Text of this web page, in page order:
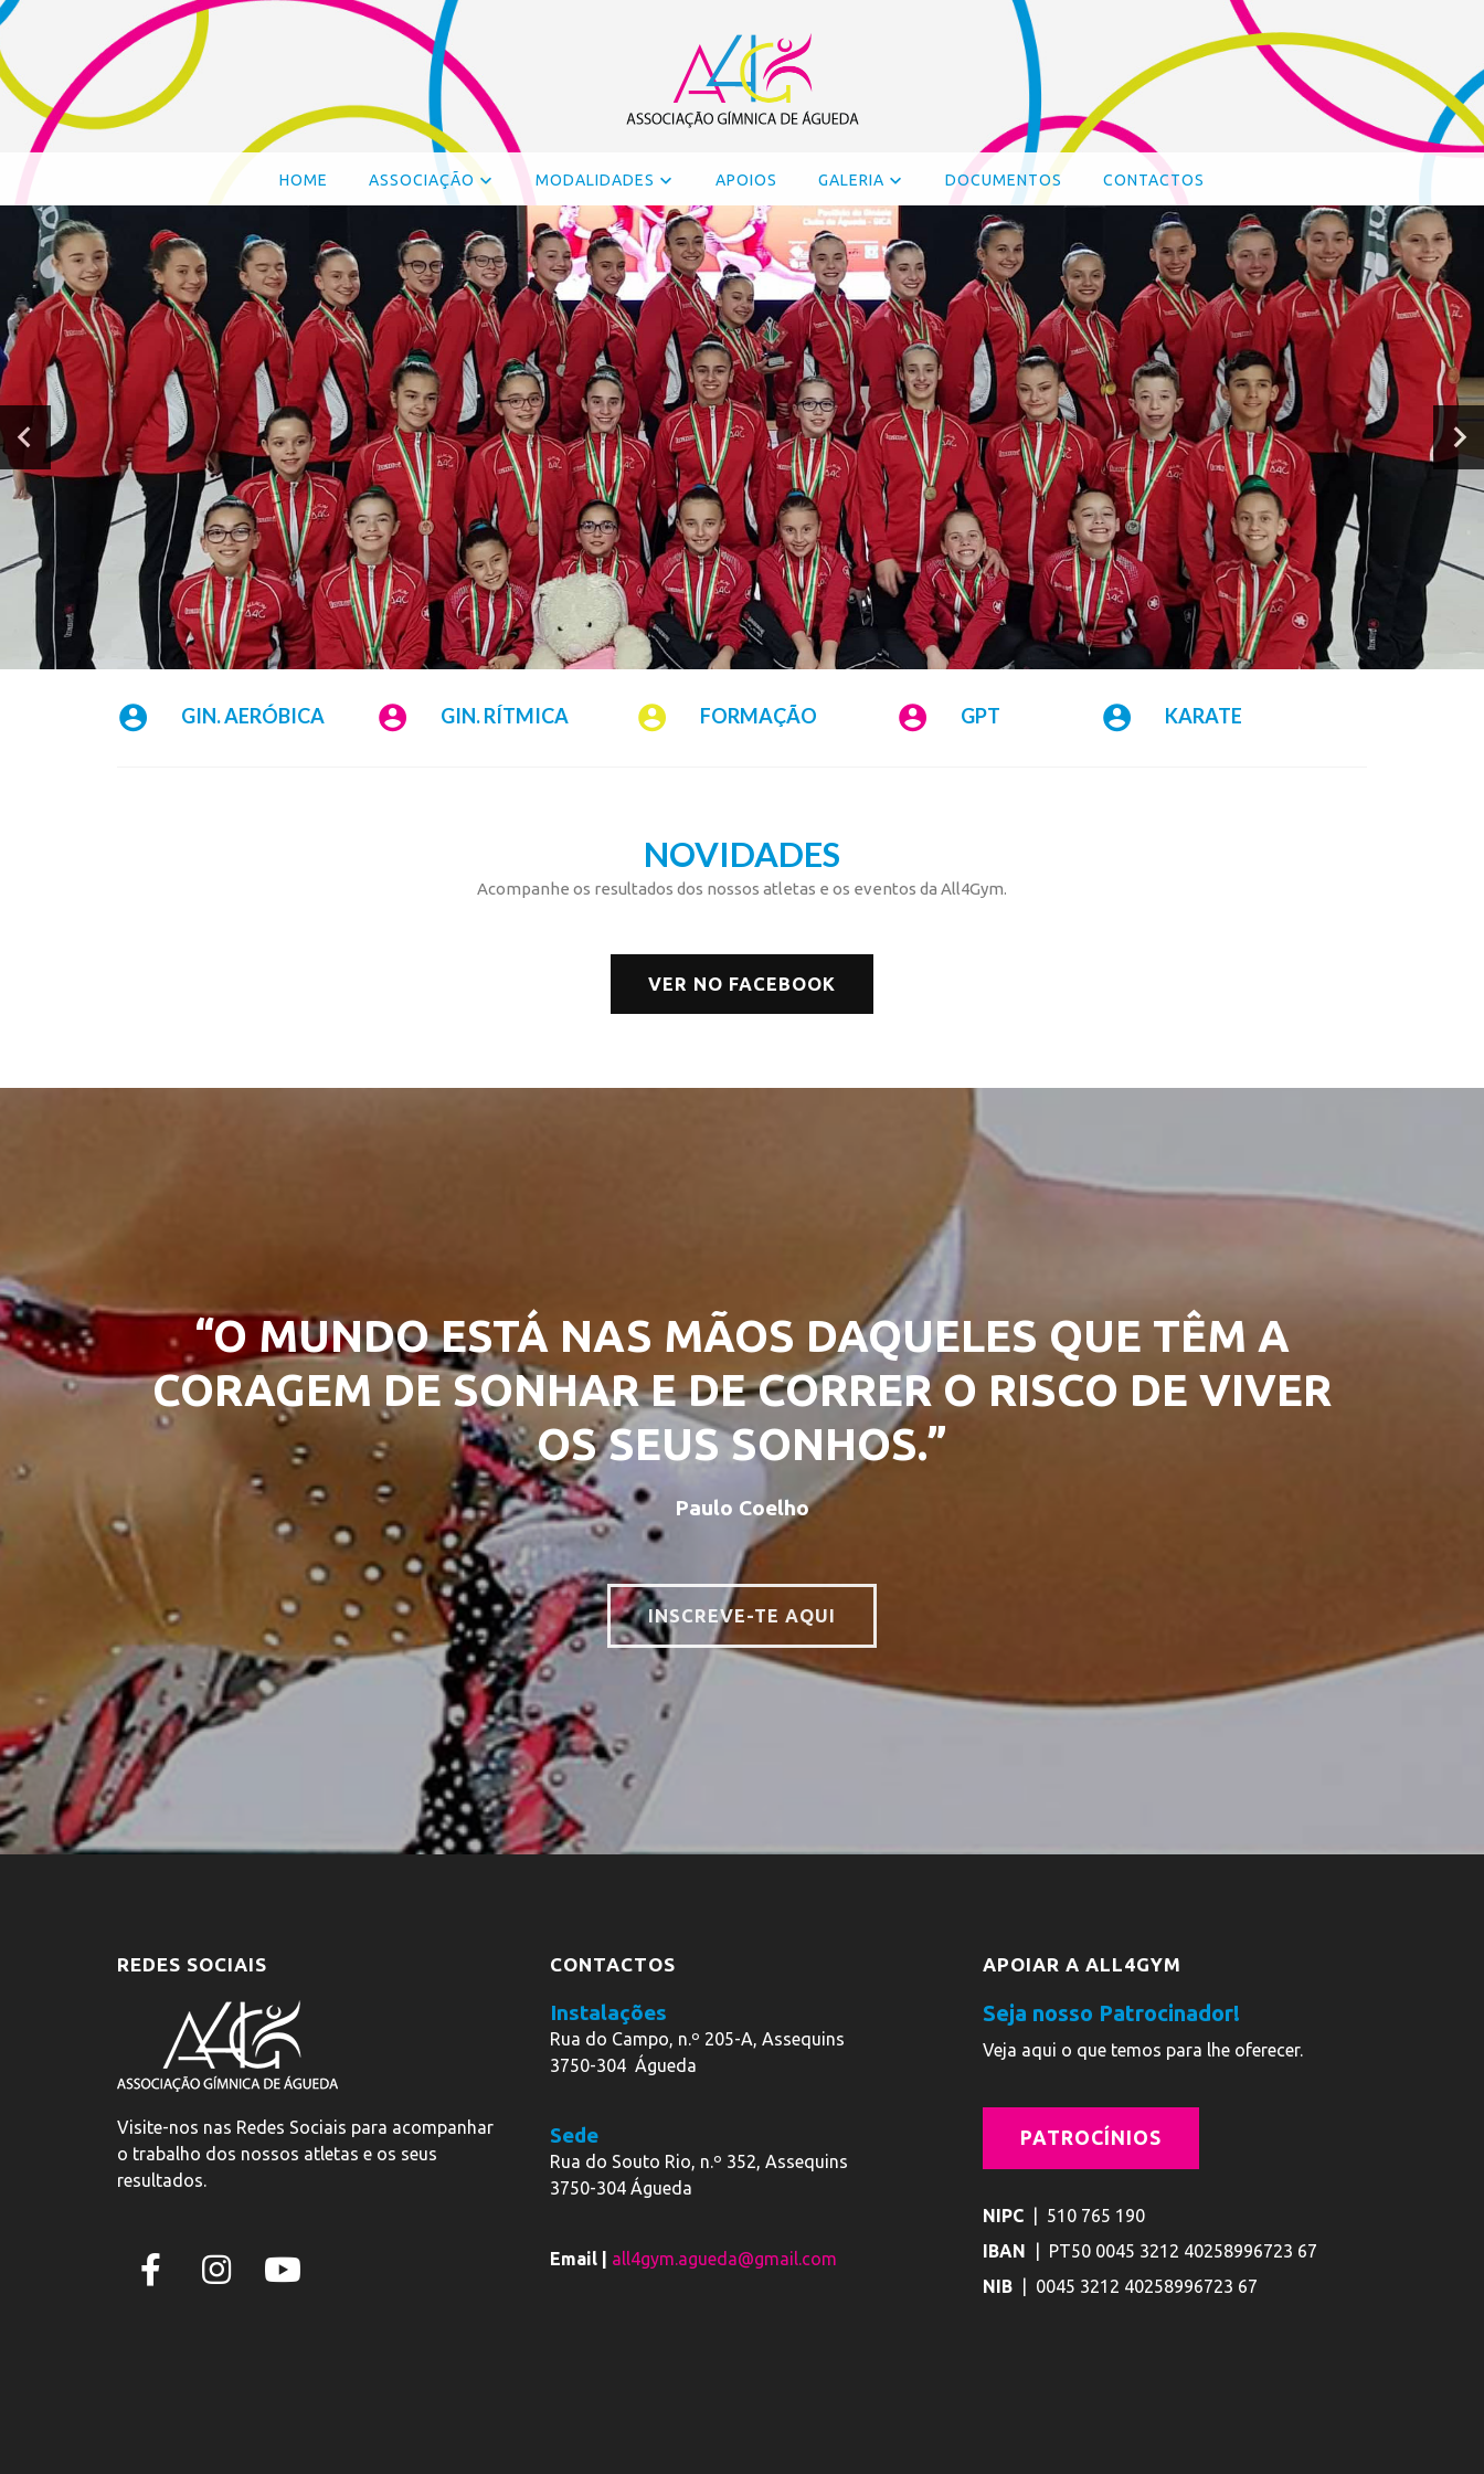
HOME ASSOCIAÇÃO MODALIDADES APOIOS GALERIA DOCUMENTOS CONTACTOS
GIN. AERÓBICA GIN. RÍTMICA FORMAÇÃO GPT KARATE
NOVIDADES
Acompanhe os resultados dos nossos atletas e os eventos da All4Gym.
VER NO FACEBOOK
“O MUNDO ESTÁ NAS MÃOS DAQUELES QUE TÊM A
CORAGEM DE SONHAR E DE CORRER O RISCO DE VIVER
OS SEUS SONHOS.”
Paulo Coelho
INSCREVE-TE AQUI
REDES SOCIAIS
Visite-nos nas Redes Sociais para acompanhar
o trabalho dos nossos atletas e os seus
resultados.
CONTACTOS
Instalações
Rua do Campo, n.º 205-A, Assequins
3750-304 Águeda
Sede
Rua do Souto Rio, n.º 352, Assequins
3750-304 Águeda
Email | all4gym.agueda@gmail.com
APOIAR A ALL4GYM
Seja nosso Patrocinador!
Veja aqui o que temos para lhe oferecer.
PATROCÍNIOS
NIPC| 510 765 190
IBAN | PT50 0045 3212 40258996723 67
NIB
| 0045 3212 40258996723 67